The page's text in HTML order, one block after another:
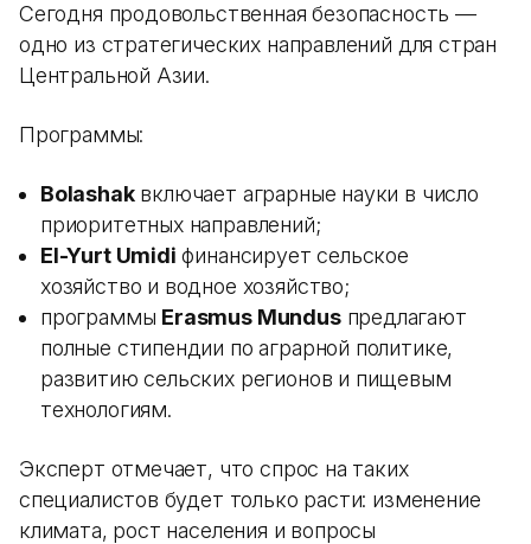
Сегодня продовольственная безопасность —
одно из стратегических направлений для стран
Центральной Азии.
Программы:
Bolashakвключает аграрные науки в число
приоритетных направлений;
El-Yurt Umidi финансирует сельское
хозяйство и водное хозяйство;
программы Erasmus Mundusпредлагают
полные стипендии по аграрной политике,
развитию сельских регионов и пищевым
технологиям.
Эксперт отмечает, что спрос на таких
специалистов будет только расти: изменение
климата, рост населения и вопросы